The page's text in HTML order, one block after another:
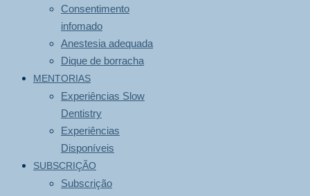
Consentimento
infomado
Anestesia adequada
Dique de borracha
MENTORIAS
Experiências Slow
Dentistry
Experiências
Disponíveis
SUBSCRIÇÃO
Subscrição